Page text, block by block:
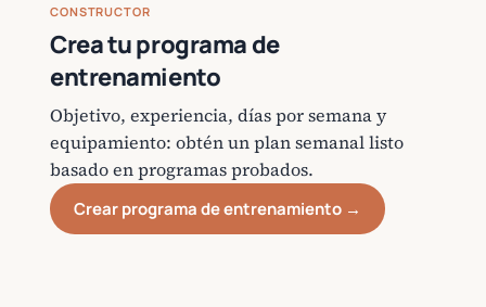
CONSTRUCTOR
Crea tu programa de
entrenamiento
Objetivo, experiencia, días por semana y
equipamiento: obtén un plan semanal listo
basado en programas probados.
Crear programa de entrenamiento →